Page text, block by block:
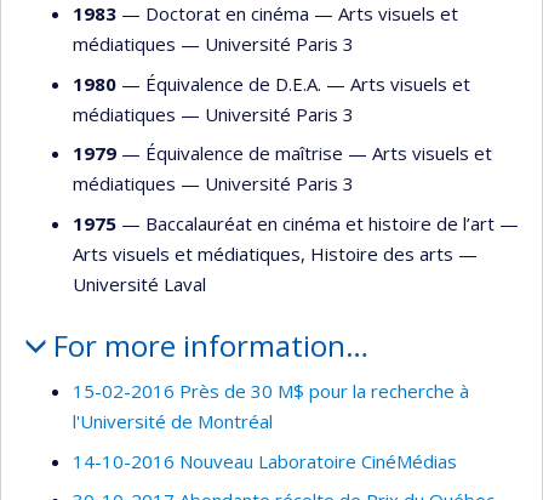
1983 — Doctorat en cinéma — Arts visuels et
médiatiques — Université Paris 3
1980 — Équivalence de D.E.A. — Arts visuels et
médiatiques — Université Paris 3
1979 — Équivalence de maîtrise — Arts visuels et
médiatiques — Université Paris 3
1975 — Baccalauréat en cinéma et histoire de l’art —
Arts visuels et médiatiques, Histoire des arts —
Université Laval
For more information…
15-02-2016 Près de 30 M$ pour la recherche à
l'Université de Montréal
14-10-2016 Nouveau Laboratoire CinéMédias